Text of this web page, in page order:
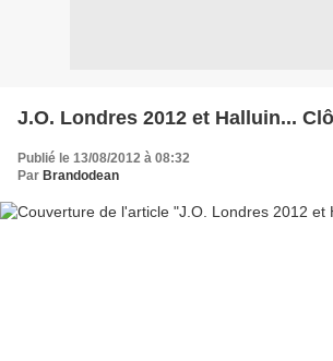
J.O. Londres 2012 et Halluin...
Publié le 13/08/2012 à 08:32
Par Brandodean